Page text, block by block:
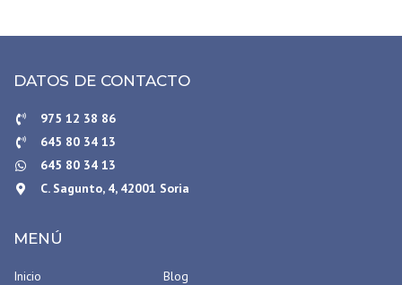
DATOS DE CONTACTO
975 12 38 86
645 80 34 13
645 80 34 13
C. Sagunto, 4, 42001 Soria
MENÚ
Inicio
Blog